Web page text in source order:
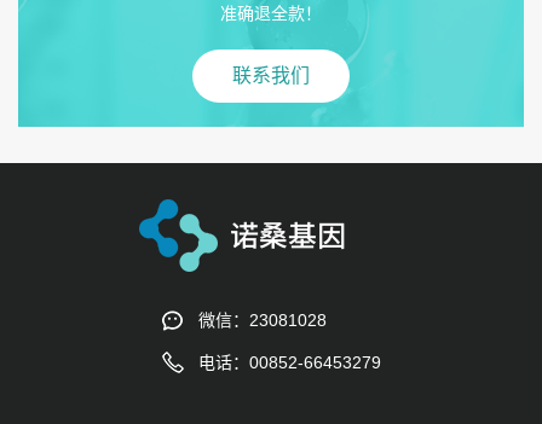
准确退全款！
联系我们
微信：23081028
电话：00852-66453279